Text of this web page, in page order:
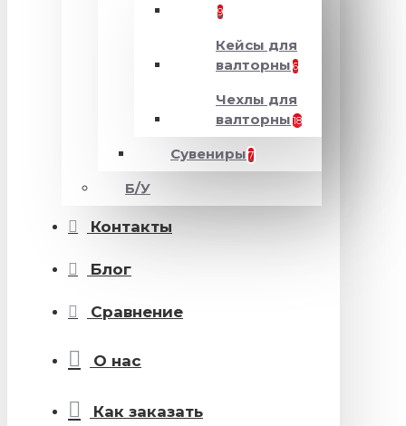
9
Кейсы для
валторны 6
Чехлы для
валторны 18
Сувениры 7
Б/У
Контакты
Блог
Сравнение
О нас
Как заказать